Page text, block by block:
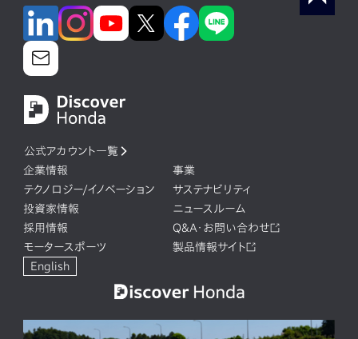
公式アカウント一覧
企業情報
事業
テクノロジー/イノベーション
サステナビリティ
投資家情報
ニュースルーム
採用情報
Q&A・お問い合わせ
モータースポーツ
製品情報サイト
English